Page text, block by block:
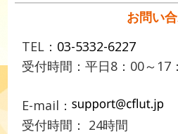
お問い
TEL： 03-5332-6227
受付時間：平日8：00～17
E-mail：
受付時間： 24時間